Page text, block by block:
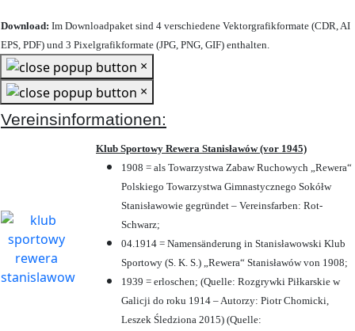
Download: Im Downloadpaket sind 4 verschiedene Vektorgrafikformate (CDR, AI
EPS, PDF) und 3 Pixelgrafikformate (JPG, PNG, GIF) enthalten.
×
×
Vereinsinformationen:
Klub Sportowy Rewera Stanisławów (vor 1945)
1908 = als Towarzystwa Zabaw Ruchowych „Rewera“
Polskiego Towarzystwa Gimnastycznego Sokółw
Stanisławowie gegründet – Vereinsfarben: Rot-
Schwarz;
04.1914 = Namensänderung in Stanisławowski Klub
Sportowy (S. K. S.) „Rewera“ Stanisławów von 1908;
1939 = erloschen; (Quelle: Rozgrywki Piłkarskie w
Galicji do roku 1914 – Autorzy: Piotr Chomicki,
Leszek Śledziona 2015) (Quelle: